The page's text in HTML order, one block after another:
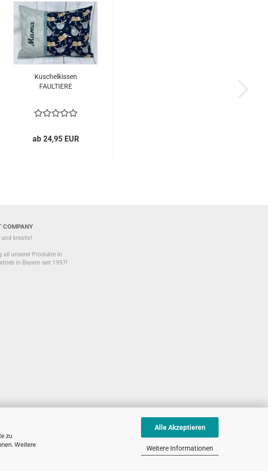
zu
Weitere
Alle Akzeptieren
Weitere Informationen
Kuschelkissen
FAULTIERE
ab 24,95 EUR
COMPANY
kreativ!
all unserer Produkte in
in Bayern seit 1997!